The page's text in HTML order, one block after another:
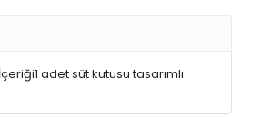
adet süt kutusu tasarımlı